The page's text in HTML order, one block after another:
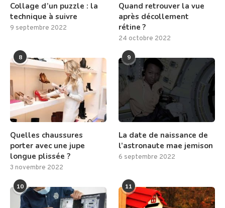
Collage d’un puzzle : la
technique à suivre
9 septembre 2022
Quand retrouver la vue
après décollement
rétine ?
24 octobre 2022
8
Quelles chaussures
porter avec une jupe
longue plissée ?
3 novembre 2022
9
La date de naissance de
l’astronaute mae jemison
6 septembre 2022
10 11